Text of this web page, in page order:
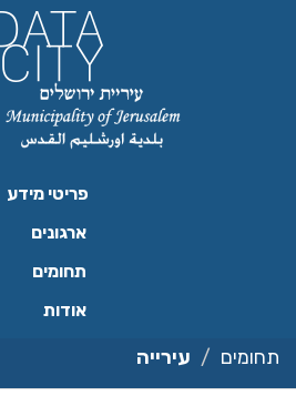
פריטי מידע
ארגונים
תחומים
אודות
תחומים עירייה